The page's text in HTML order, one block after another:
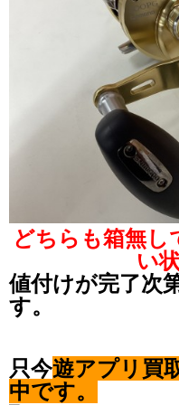
どちらも箱無し
い
値付けが完了次
す。
只今遊アプリ買
中です。